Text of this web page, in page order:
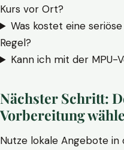
Kurs vor Ort?
Was kostet eine
Regel?
Kann ich mit der
Nächster Schritt:
Vorbereitung
Nutze lokale Angebote